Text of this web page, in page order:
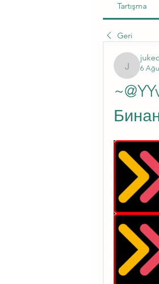
Tartışma
Geri
6